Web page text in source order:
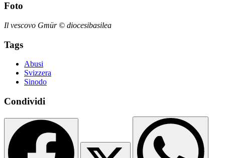
Foto
Il vescovo Gmür © diocesibasilea
Tags
Abusi
Svizzera
Sinodo
Condividi